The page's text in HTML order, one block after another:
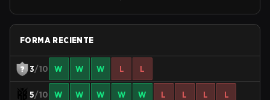
FORMA RECIENTE
3/10 W W W L L
5/10 W W W W W L L L L